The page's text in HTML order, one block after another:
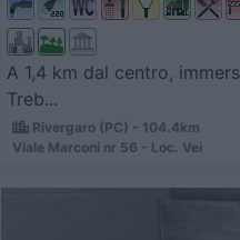
A 1,4 km dal centro,
Treb...
Rivergaro (PC) - 104.4km
Viale Marconi nr 56 - Loc. Vei